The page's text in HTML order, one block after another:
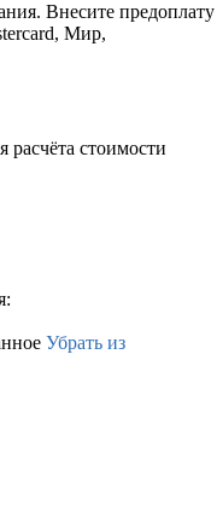
Внесите предоплату
Мир,
расчёта стоимости
Убрать из